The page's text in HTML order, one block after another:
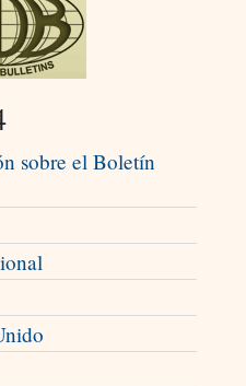
sobre el Boletín